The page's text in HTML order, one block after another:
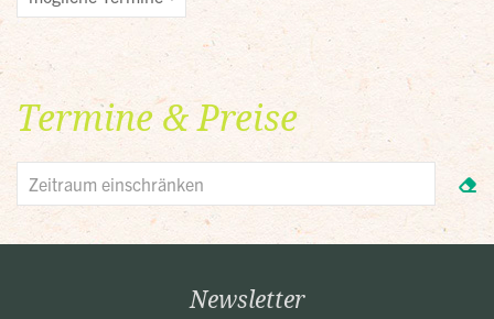
Termine & Preise
Newsletter